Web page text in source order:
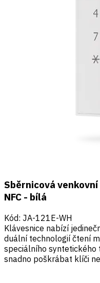
Sběrnicová
NFC - bílá
Kód: JA-121E-WH
Klávesnice nabízí
duální technologií čtení
speciálního syntetického
snadno poškrábat klíči